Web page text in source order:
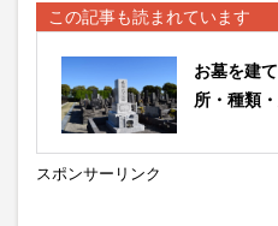
この記事も読まれています
お墓を建
所・種類
スポンサーリンク